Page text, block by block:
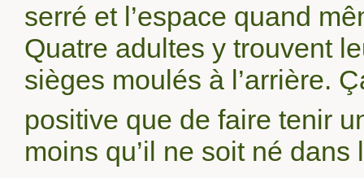
serré et l’espace quand
Quatre adultes y trouvent
sièges moulés à l’arrière.
positive que de faire tenir
moins qu’il ne soit né dans